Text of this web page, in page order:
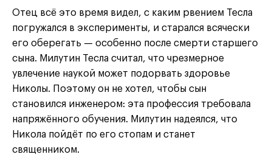
Отец всё это время видел, с каким рвением Тесла
погружался в эксперименты, и старался всячески
его оберегать — особенно после смерти старшего
сына. Милутин Тесла считал, что чрезмерное
увлечение наукой может подорвать здоровье
Николы. Поэтому он не хотел, чтобы сын
становился инженером: эта профессия требовала
напряжённого обучения. Милутин надеялся, что
Никола пойдёт по его стопам и станет
священником.